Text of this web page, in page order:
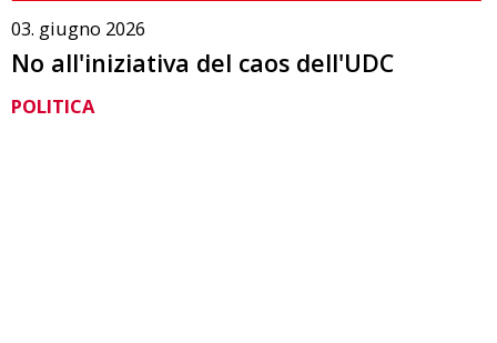
03. giugno 2026
No all'iniziativa del caos dell'UDC
POLITICA